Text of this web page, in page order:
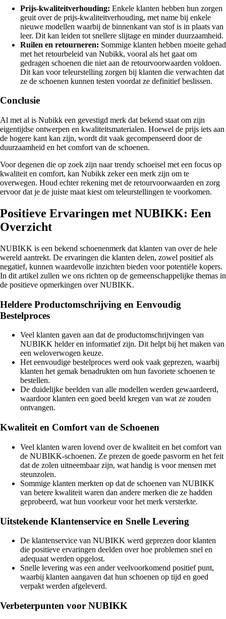
Prijs-kwaliteitverhouding: Enkele klanten hebben hun zorgen
geuit over de prijs-kwaliteitverhouding, met name bij enkele
nieuwe modellen waarbij de binnenkant van stof is in plaats van
leer. Dit kan leiden tot snellere slijtage en minder duurzaamheid.
Ruilen en retourneren: Sommige klanten hebben moeite gehad
met het retourbeleid van Nubikk, vooral als het gaat om
gedragen schoenen die niet aan de retourvoorwaarden voldoen.
Dit kan voor teleurstelling zorgen bij klanten die verwachten dat
ze de schoenen kunnen testen voordat ze definitief beslissen.
Conclusie
Al met al is Nubikk een gevestigd merk dat bekend staat om zijn
eigentijdse ontwerpen en kwaliteitsmaterialen. Hoewel de prijs iets aan
de hogere kant kan zijn, wordt dit vaak gecompenseerd door de
duurzaamheid en het comfort van de schoenen.
Voor degenen die op zoek zijn naar trendy schoeisel met een focus op
kwaliteit en comfort, kan Nubikk zeker een merk zijn om te
overwegen. Houd echter rekening met de retourvoorwaarden en zorg
ervoor dat je de juiste maat kiest om teleurstellingen te voorkomen.
Positieve Ervaringen met NUBIKK: Een
Overzicht
NUBIKK is een bekend schoenenmerk dat klanten van over de hele
wereld aantrekt. De ervaringen die klanten delen, zowel positief als
negatief, kunnen waardevolle inzichten bieden voor potentiële kopers.
In dit artikel zullen we ons richten op de gemeenschappelijke themas in
de positieve opmerkingen over NUBIKK.
Heldere Productomschrijving en Eenvoudig
Bestelproces
Veel klanten gaven aan dat de productomschrijvingen van
NUBIKK helder en informatief zijn. Dit helpt bij het maken van
een weloverwogen keuze.
Het eenvoudige bestelproces werd ook vaak geprezen, waarbij
klanten het gemak benadrukten om hun favoriete schoenen te
bestellen.
De duidelijke beelden van alle modellen werden gewaardeerd,
waardoor klanten een goed beeld kregen van wat ze zouden
ontvangen.
Kwaliteit en Comfort van de Schoenen
Veel klanten waren lovend over de kwaliteit en het comfort van
de NUBIKK-schoenen. Ze prezen de goede pasvorm en het feit
dat de zolen uitneembaar zijn, wat handig is voor mensen met
steunzolen.
Sommige klanten merkten op dat de schoenen van NUBIKK
van betere kwaliteit waren dan andere merken die ze hadden
geprobeerd, wat hun voorkeur voor het merk versterkte.
Uitstekende Klantenservice en Snelle Levering
De klantenservice van NUBIKK werd geprezen door klanten
die positieve ervaringen deelden over hoe problemen snel en
adequaat werden opgelost.
Snelle levering was een ander veelvoorkomend positief punt,
waarbij klanten aangaven dat hun schoenen op tijd en goed
verpakt werden afgeleverd.
Verbeterpunten voor NUBIKK